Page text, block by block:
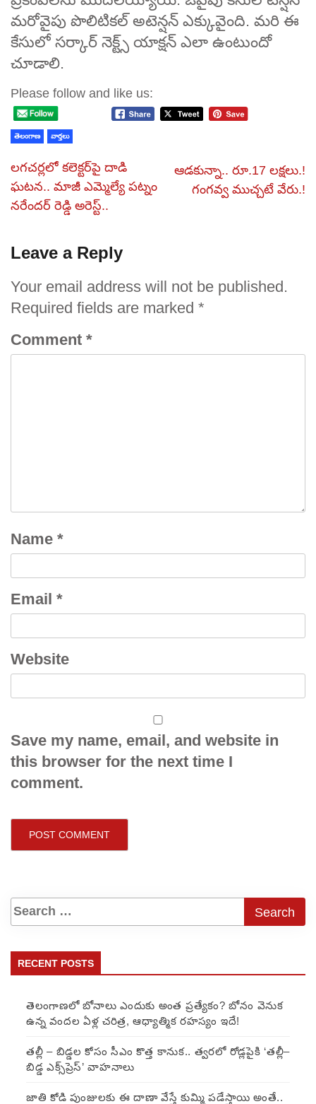
మరోవైపు పొలిటికల్‌ అటెన్షన్‌ ఎక్కువైంది. మరి ఈ
కేసులో సర్కార్‌ నెక్ట్స్‌ యాక్షన్‌ ఎలా ఉంటుందో
చూడాలి.
Please follow and like us:
తెలంగాణ వార్తలు
లగచర్లలో కలెక్టర్‌పై దాడి
ఘటన.. మాజీ ఎమ్మెల్యే పట్నం
నరేందర్ రెడ్డి అరెస్ట్..
ఆడకున్నా.. రూ.17 లక్షలు.!
గంగవ్వ ముచ్చటే వేరు.!
Leave a Reply
Your email address will not be published.
Required fields are marked *
Comment *
Name *
Email *
Website
Save my name, email, and website in
this browser for the next time I
comment.
RECENT POSTS
తెలంగాణలో బోనాలు ఎందుకు అంత ప్రత్యేకం? బోనం వెనుక
ఉన్న వందల ఏళ్ల చరిత్ర, ఆధ్యాత్మిక రహస్యం ఇదే!
తల్లీ – బిడ్డల కోసం సీఎం కొత్త కానుక.. త్వరలో రోడ్లపైకి ‘తల్లీ–
బిడ్డ ఎక్స్‌ప్రెస్’ వాహనాలు
జాతి కోడి పుంజులకు ఈ దాణా వేస్తే కుమ్మి పడేస్తాయి అంతే..